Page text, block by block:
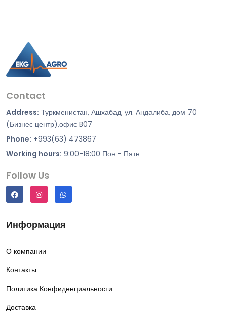
Contact
Address: Туркменистан, Ашхабад, ул. Андалиба, дом 70
(Бизнес центр),офис B07
Phone: +993(63) 473867
Working hours: 9:00-18:00 Пон - Пятн
Follow Us
Информация
О компании
Контакты
Политика Конфиденциальности
Доставка